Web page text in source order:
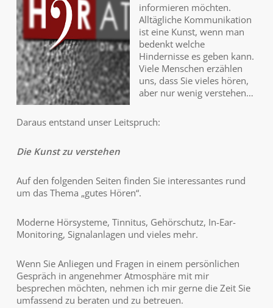
informieren möchten.
Alltägliche Kommunikation
ist eine Kunst, wenn man
bedenkt welche
Hindernisse es geben kann.
Viele Menschen erzählen
uns, dass Sie vieles hören,
aber nur wenig verstehen…
Daraus entstand unser Leitspruch:
Die Kunst zu verstehen
Auf den folgenden Seiten finden Sie interessantes rund
um das Thema „gutes Hören“.
Moderne Hörsysteme, Tinnitus, Gehörschutz, In-Ear-
Monitoring, Signalanlagen und vieles mehr.
Wenn Sie Anliegen und Fragen in einem persönlichen
Gespräch in angenehmer Atmosphäre mit mir
besprechen möchten, nehmen ich mir gerne die Zeit Sie
umfassend zu beraten und zu betreuen.